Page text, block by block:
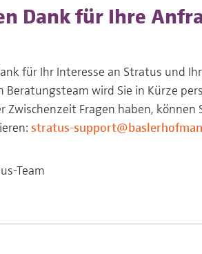
Dank für Ihre
für Ihr Interesse an Stratus und
Beratungsteam wird Sie in Kürze
Zwischenzeit Fragen haben, können
stratus-
Team